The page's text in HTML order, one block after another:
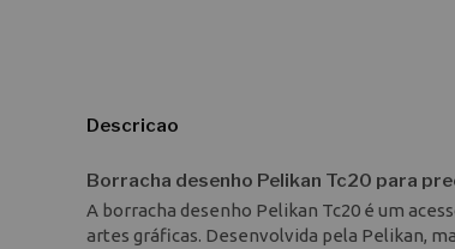
Descricao
Borracha desenho Pelikan Tc20 para
A borracha desenho Pelikan Tc20 é um
artes gráficas. Desenvolvida pela Pelikan,